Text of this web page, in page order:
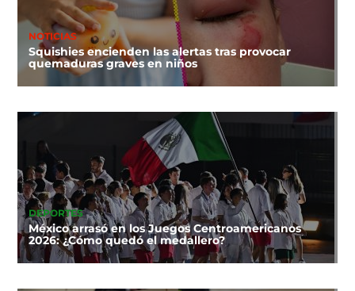
NOTICIAS
Squishies encienden las alertas tras provocar
quemaduras graves en niños
DEPORTES
México arrasó en los Juegos Centroamericanos
2026: ¿Cómo quedó el medallero?